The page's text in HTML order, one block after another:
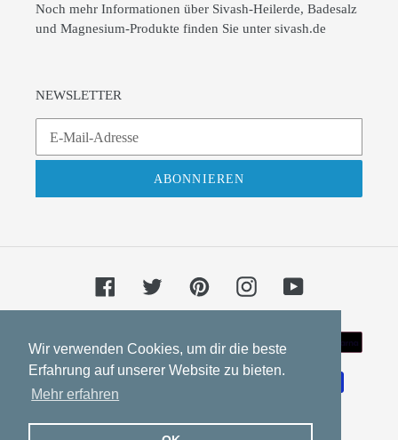
Wir verwenden Cookies, um dir die beste
Erfahrung auf unserer Website zu bieten.
Mehr erfahren
Noch mehr Informationen über Sivash-Heilerde, Badesalz
und Magnesium-Produkte finden Sie unter sivash.de
NEWSLETTER
ABONNIEREN
FacebookTwitter PinterestInstagramYouTube